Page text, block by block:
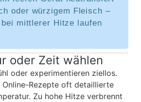
oder würzigem Fleisch –
mittlerer Hitze laufen
oder Zeit wählen
oder experimentieren ziellos.
Rezepte oft detaillierte
Zu hohe Hitze verbrennt